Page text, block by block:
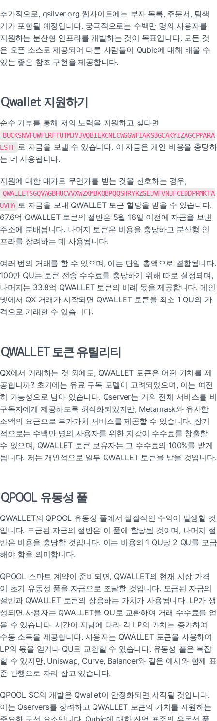
추가적으로, qsilver.org 웹사이트에는 부자 목록, 주문서, 탐색
기가 포함될 예정입니다. 궁극적으로는 수백만 명의 사용자를
지원하는 분산형 인프라를 개발하는 것이 목표입니다. 모든 것
은 오픈 소스로 제공되어 다른 사람들이 Qubic에 대해 배울 수
있는 좋은 참조 구현을 제공합니다.
Qwallet 지원하기
BUCKSNVFUWFLRFTUTMJVJVQBIEKCNLCWGGWFIAKSBGCAKYIZAGCPPARA
ESTF 로 자금을 보낼 수 있습니다. 이 자금은 개인 비용을 충당하
는 데 사용됩니다.
QWALLETSGQVAGBHUCVVXWZXMBKQBPQQSHRYKZGEJWFVNUFCEDDPRMKTA
UVHA 로 자금을 보내 QWALLET 토큰 할당을 받을 수 있습니다.
67.6억 QWALLET 토큰의 절반은 5월 16일 이전에 자금을 보낸
주소에 분배됩니다. 나머지 토큰은 비용을 충당하고 분산형 인
프라를 장려하는 데 사용됩니다.
여러 번의 거래를 할 수 있으며, 이는 단일 총액으로 결합됩니다.
100만 QU는 토큰 전송 수수료를 충당하기 위해 따로 설정되며,
나머지는 33.8억 QWALLET 토큰의 비례 몫을 제공합니다. 메인
넷에서 QX 거래가 시작되면 QWALLET 토큰을 최소 1 QU의 가
격으로 거래할 수 있습니다.
QWALLET 토큰 유틸리티
QX에서 거래하는 것 외에도, QWALLET 토큰은 어떤 가치를 제
공합니까? 초기에는 유료 구독 모델이 고려되었으며, 이는 여전
히 가능성으로 남아 있습니다. Qserver는 거의 전체 서비스를 비
구독자에게 제공하도록 최적화되었지만, Metamask와 유사한
소액의 요금으로 부가가치 서비스를 제공할 수 있습니다. 장기
적으로는 수백만 명의 사용자를 위한 지갑이 수수료를 창출할
수 있으며, QWALLET 토큰 보유자는 그 수수료의 100%를 받게
됩니다. 저는 개인적으로 일부 QWALLET 토큰을 받을 것입니다.
QPOOL 유동성 풀
QWALLET의 QPOOL 유동성 풀에서 실질적인 수익이 발생할 것
입니다. 모금된 자금의 절반은 이 풀에 할당될 것이며, 나머지 절
반은 비용을 충당할 것입니다. 이는 비용의 1 QU당 2 QU를 모금
해야 함을 의미합니다.
QPOOL 스마트 계약이 준비되면, QWALLET의 현재 시장 가격
이 초기 유동성 풀을 자금으로 조달할 것입니다. 모금된 자금의
절반과 QWALLET 토큰의 상응하는 가치가 사용됩니다. LP가 생
성되면 사용자는 QWALLET을 QU로 교환하여 거래 수수료를 얻
을 수 있습니다. 시간이 지남에 따라 각 LP의 가치는 증가하여
수동 소득을 제공합니다. 사용자는 QWALLET 토큰을 사용하여
LP의 몫을 얻거나 QU로 교환할 수 있습니다. 유동성 풀은 복잡
할 수 있지만, Uniswap, Curve, Balancer와 같은 예시와 함께 표
준 관행으로 자리 잡고 있습니다.
QPOOL SC의 개발은 Qwallet이 안정화되면 시작될 것입니다.
이는 Qservers를 장려하고 QWALLET 토큰의 가치를 지원하는
중요한 구성 요소입니다. Qubic에 대한 산업 표준의 유동성 풀